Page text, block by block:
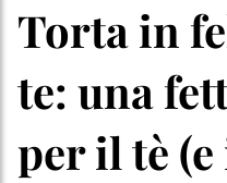
Torta in
te: una
per il tè